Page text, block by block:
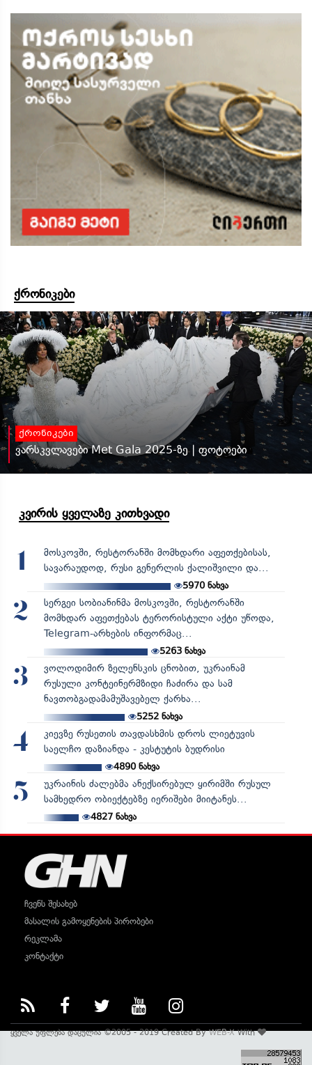
ქრონიკები
ქრონიკები
ვარსკვლავები Met Gala 2025-ზე | ფოტოები
კვირის ყველაზე კითხვადი
1
მოსკოვში, რესტორანში მომხდარი აფეთქებისას,
სავარაუდოდ, რუსი გენერლის ქალიშვილი და...
5970ნახვა
2
სერგეი სობიანინმა მოსკოვში, რესტორანში
მომხდარ აფეთქებას ტერორისტული აქტი უწოდა,
Telegram-არხების ინფორმაც...
5263ნახვა
3
ვოლოდიმირ ზელენსკის ცნობით, უკრაინამ
რუსული კონტეინერმზიდი ჩაძირა და სამ
ნავთობგადამამუშავებელ ქარხა...
5252ნახვა
4
კიევზე რუსეთის თავდასხმის დროს ლიეტუვის
საელჩო დაზიანდა - კესტუტის ბუდრისი
4890ნახვა
5
უკრაინის ძალებმა ანექსირებულ ყირიმში რუსულ
სამხედრო ობიექტებზე იერიშები მიიტანეს...
4827ნახვა
ჩვენს შესახებ
მასალის გამოყენების პირობები
რეკლამა
კონტაქტი
ყველა უფლება დაცულია ©2005 - 2019 Created ByWEB-XWith